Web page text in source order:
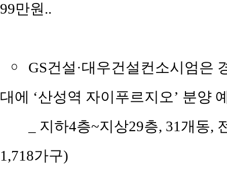
99만원..
￮
GS건설·대우건설컨소시엄은
대에 ‘산성역 자이푸르지오’ 분양
_ 지하4층~지상29층, 31개동,
1,718가구)